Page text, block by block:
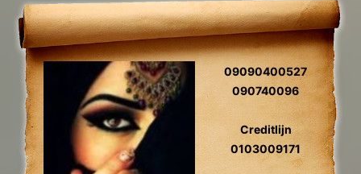
09090400527
090740096
Creditlijn
0103009171